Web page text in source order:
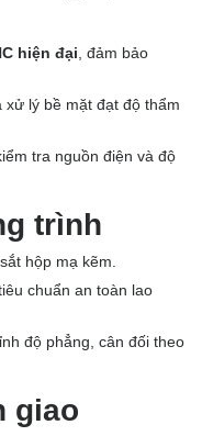
hiện đại , đảm bảo
lý bề mặt đạt độ thẩm
tra nguồn điện và độ
trình
hộp mạ kẽm.
chuẩn an toàn lao
độ phẳng, cân đối theo
giao